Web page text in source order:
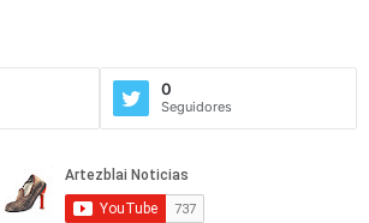
0
Seguidores